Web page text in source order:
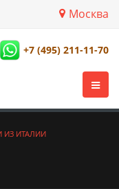
Москва
+7 (495) 211-11-70
ИЗ ИТАЛИИ